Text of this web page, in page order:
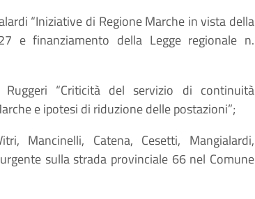
“Iniziative di Regione Marche in vista della
e finanziamento della Legge regionale n.
“Criticità del servizio di continuità
e ipotesi di riduzione delle postazioni”;
Mancinelli, Catena, Cesetti, Mangialardi,
sulla strada provinciale 66 nel Comune